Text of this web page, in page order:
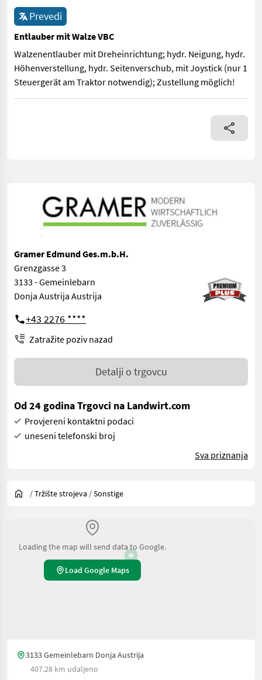
Prevedi
Entlauber mit Walze VBC
Walzenentlauber mit Dreheinrichtung; hydr. Neigung, hydr.
Höhenverstellung, hydr. Seitenverschub, mit Joystick (nur 1
Steuergerät am Traktor notwendig); Zustellung möglich!
Walzenentlauber mit Dreheinrichtung; hydr. Neigung, hydr.
Gramer Edmund Ges.m.b.H.
Grenzgasse 3
3133 - Gemeinlebarn
Donja Austrija Austrija
+43 2276 ****
Zatražite poziv nazad
Detalji o trgovcu
Od 24 godina Trgovci na Landwirt.com
Provjereni kontaktni podaci
uneseni telefonski broj
Sva priznanja
/Tržište strojeva /Sonstige
Loading the map will send data to Google.
Load Google Maps
3133 Gemeinlebarn Donja Austrija
407.28 km udaljeno